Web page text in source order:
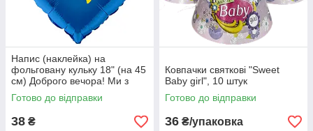
Напис (наклейка) на
фольговану кульку 18" (на 45
см) Доброго вечора! Ми з
України! (будь-який колір)
Готово до відправки
38 ₴
Ковпачки святкові "Sweet
Baby girl", 10 штук
Готово до відправки
36 ₴/упаковка